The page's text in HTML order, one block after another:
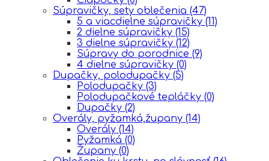
Súpravičky, sety oblečenia (47)
5 a viacdielne súpravičky (11)
2 dielne súpravičky (15)
3 dielne súpravičky (12)
Súpravy do porodnice (9)
4 dielne súpravičky (0)
Dupačky, polodupačky (5)
Polodupačky (3)
Polodupačkové tepláčky (0)
Dupačky (2)
Overály, pyžamká,župany (14)
Overály (14)
Pyžamká (0)
Župany (0)